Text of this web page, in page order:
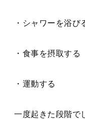
・シャワーを浴び
・食事を摂取する
・運動する
一度起きた段階で